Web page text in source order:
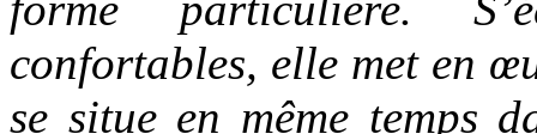
confortables, elle met en
se situe en même temps